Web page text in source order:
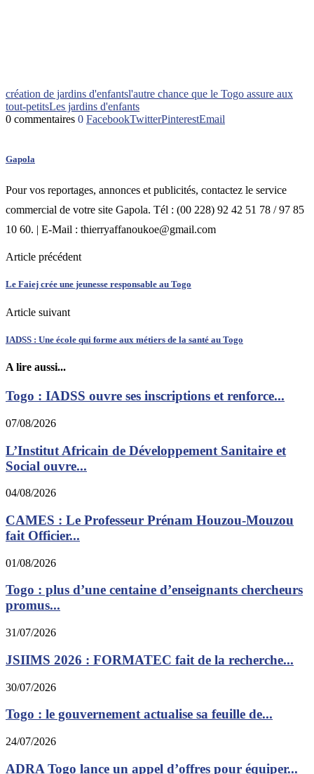
création de jardins d'enfantsl'autre chance que le Togo assure aux
tout-petitsLes jardins d'enfants
0 commentaires 0 FacebookTwitterPinterestEmail
Gapola
Pour vos reportages, annonces et publicités, contactez le service
commercial de votre site Gapola. Tél : (00 228) 92 42 51 78 / 97 85
10 60. | E-Mail : thierryaffanoukoe@gmail.com
Article précédent
Le Faiej crée une jeunesse responsable au Togo
Article suivant
IADSS : Une école qui forme aux métiers de la santé au Togo
A lire aussi...
Togo : IADSS ouvre ses inscriptions et renforce...
07/08/2026
L’Institut Africain de Développement Sanitaire et
Social ouvre...
04/08/2026
CAMES : Le Professeur Prénam Houzou-Mouzou
fait Officier...
01/08/2026
Togo : plus d’une centaine d’enseignants chercheurs
promus...
31/07/2026
JSIIMS 2026 : FORMATEC fait de la recherche...
30/07/2026
Togo : le gouvernement actualise sa feuille de...
24/07/2026
ADRA Togo lance un appel d’offres pour équiper...